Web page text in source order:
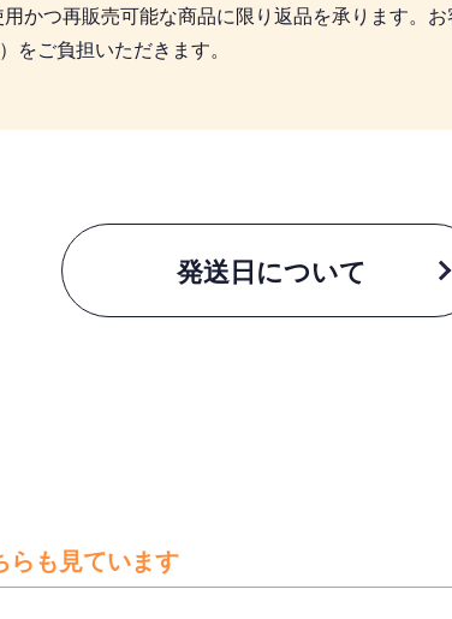
かつ再販売可能な商品に限り返品を承ります。
をご負担いただきます。
発送日について
らも見ています